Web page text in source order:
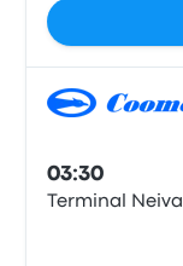
03:30
Terminal Neiva